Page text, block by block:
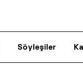
Söyleşiler